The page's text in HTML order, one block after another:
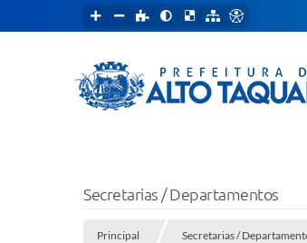
Secretarias / Departamentos
Principal Secretarias /